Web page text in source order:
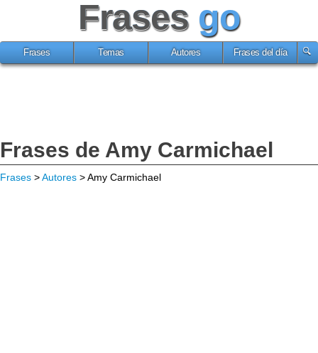
Frases go
Frases Temas Autores Frases del día
Frases de Amy Carmichael
Frases >Autores > Amy Carmichael